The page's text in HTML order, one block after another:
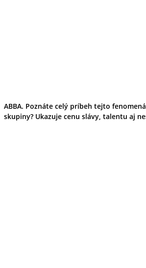
ABBA. Poznáte celý príbeh tejto
skupiny? Ukazuje cenu slávy, talentu aj